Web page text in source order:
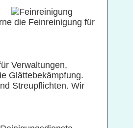
die Feinreinigung für
Verwaltungen,
Glättebekämpfung.
Streupflichten. Wir